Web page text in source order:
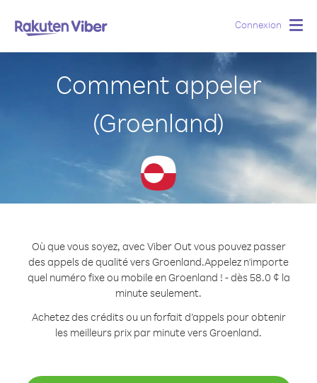
Connexion
Comment appeler
(Groenland)
Où que vous soyez, avec Viber Out vous pouvez passer
des appels de qualité vers Groenland.Appelez n'importe
quel numéro fixe ou mobile en Groenland ! - dès 58.0 ¢ la
minute seulement.
Achetez des crédits ou un forfait d’appels pour obtenir
les meilleurs prix par minute vers Groenland.